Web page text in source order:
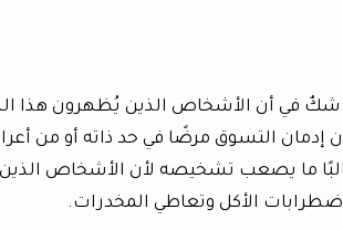
شكٌ في أن الأشخاص الذين يُظهرون هذا
إدمان التسوق مرضًا في حد ذاته أو من
ما يصعب تشخيصه لأن الأشخاص
الأكل وتعاطي المخدرات.